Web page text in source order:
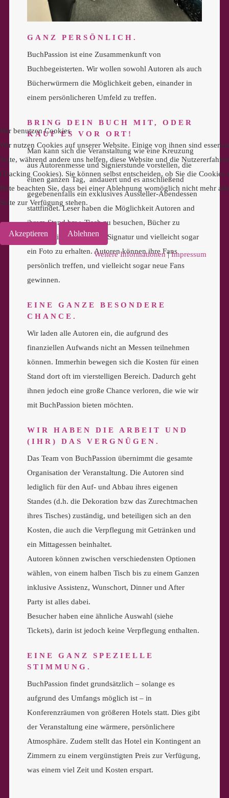
GANZ PERSÖNLICH.
BuchPassion ist eine Zusammenkunft von
Buchbegeisterten. Wir wollen sowohl Autoren als auch
Bücherwürmern die Möglichkeit geben, einander in
einem persönlicheren Umfeld zu treffen.
BRING DEIN BUCH MIT, ODER
KAUF ES VOR ORT!
Man kann sich die Veranstaltung wie eine Kreuzung
aus Autorenmesse und Signierstunde vorstellen, die
einen ganzen Tag, andauert und es anschließend
gegebenenfalls ein exklusives Aussteller-Abendessen
stattfindet. Leser haben die Möglichkeit Autoren and
ihrem Stand bzw. Tisch zu besuchen, Bücher zu
kaufen, eine persönliche Signatur und vielleicht sogar
ein Foto zu erhalten. Autoren können ihre Fans
persönlich treffen, und vielleicht sogar neue Fans
gewinnen.
EINE GANZE BESONDERE
CHANCE.
Wir laden alle Autoren ein, die aufgrund des
finanziellen Aufwands nicht an Messen teilnehmen
können. Immerhin bewegen sich die Kosten für einen
Stand dort oft im vierstelligen Bereich. Dadurch geht
ihnen jedoch eine große Chance verloren, die wie wir
mit BuchPassion bieten möchten.
WIR HABEN DIE ARBEIT UND
(IHR) DAS VERGNÜGEN.
Das Team von BuchPassion übernimmt die gesamte
Organisation der Veranstaltung. Die Autoren sind
lediglich für den Auf- und Abbau ihres eigenen
Standes (d.h. die Dekoration bzw das Zurechtmachen
ihres Tisches) zuständig, und beteiligen sich an den
Kosten, die auch die Verpflegung mit Getränken und
ein Mittagessen beinhaltet.
Autoren können zwischen verschiedensten Optionen
wählen, von einem halben Tisch bis zu einem Ganzen
inklusive Assistenz, Wunschort, Dinner und After
Party ist alles dabei.
Besucher haben eine ähnliche Auswahl (siehe
Tickets), darin ist jedoch keine Verpflegung enthalten.
EINE GANZ SPEZIELLE
STIMMUNG.
BuchPassion findet grundsätzlich – solange es
aufgrund des Umfangs möglich ist – in
Konferenzräumen von größeren Hotels statt. Dies gibt
der Veranstaltung eine wärmere, persönlichere
Atmosphäre. Zudem stellt das Hotel ein Kontingent an
Zimmern zu einem vergünstigten Preis zur Verfügung,
was einem viel Zeit und Kosten erspart.
Wir benutzen Cookies
Wir nutzen Cookies auf unserer Website. Einige von ihnen sind
Seite, während andere uns helfen, diese Website und die
(Tracking Cookies). Sie können selbst entscheiden, ob Sie die Cookies
Bitte beachten Sie, dass bei einer Ablehnung womöglich nicht mehr
Seite zur Verfügung stehen.
Akzeptieren Ablehnen
Weitere Informationen|Impressum